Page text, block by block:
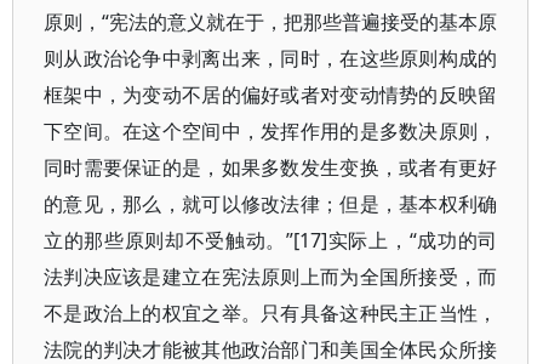
原则，“宪法的意义就在于，把那些普遍接受的基本原
则从政治论争中剥离出来，同时，在这些原则构成的
框架中，为变动不居的偏好或者对变动情势的反映留
下空间。在这个空间中，发挥作用的是多数决原则，
同时需要保证的是，如果多数发生变换，或者有更好
的意见，那么，就可以修改法律；但是，基本权利确
立的那些原则却不受触动。”[17]实际上，“成功的司
法判决应该是建立在宪法原则上而为全国所接受，而
不是政治上的权宜之举。只有具备这种民主正当性，
法院的判决才能被其他政治部门和美国全体民众所接